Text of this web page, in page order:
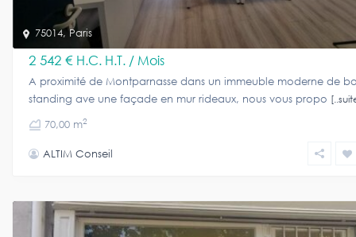
75014, Paris
2 542 € H.C. H.T. / Mois
A proximité de Montparnasse dans un immeuble moderne de
standing ave une façade en mur rideaux, nous vous propo
70,00 m2
ALTIM Conseil